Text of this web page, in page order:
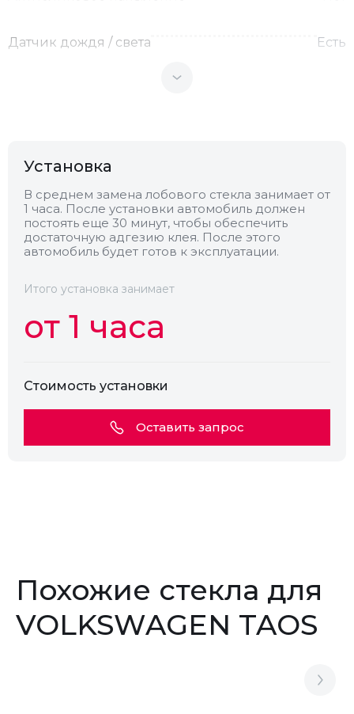
Датчик дождя / света Есть
Обогрев
Установка
В среднем замена лобового стекла занимает от
1 часа. После установки автомобиль должен
постоять еще 30 минут, чтобы обеспечить
достаточную адгезию клея. После этого
автомобиль будет готов к эксплуатации.
Итого установка занимает
от 1 часа
Стоимость установки
Оставить запрос
Похожие стекла для
VOLKSWAGEN TAOS